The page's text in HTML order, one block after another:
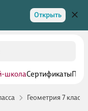
Открыть
школаСертификаты
Геометрия 7 класс